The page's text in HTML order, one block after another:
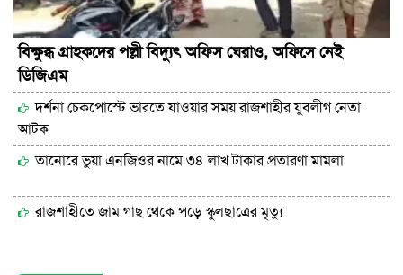
বিক্ষুব্ধ গ্রাহকদের পল্লী বিদ্যুৎ অফিস ঘেরাও, অফিসে নেই
ডিজিএম
দর্শনা চেকপোস্টে ভারতে যাওয়ার সময় রাজশাহীর যুবলীগ নেতা
আটক
তানোরে ভুয়া এনজিওর নামে ৩৪ লাখ টাকার প্রতারণা মামলা
রাজশাহীতে জাম গাছ থেকে পড়ে স্কুলছাত্রের মৃত্যু